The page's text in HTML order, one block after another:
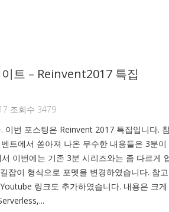
트 – Reinvent2017 특집
조회수 3479
이번 포스팅은 Reinvent 2017 특집입니다.
트에서 쏟아져 나온 무수한 내용들은 3분이
이번에는 기존 3분 시리즈와는 좀 다르게
잡이 형식으로 포멧을 변경하였습니다. 참
링크도 추가하였습니다. 내용은 크